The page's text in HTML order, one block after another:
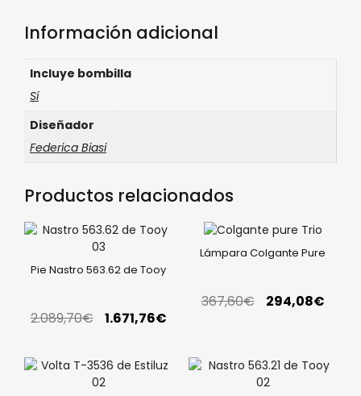
Información adicional
Incluye bombilla
Sí
Diseñador
Federica Biasi
Productos relacionados
Pie Nastro 563.62 de Tooy
2.089,70€ 1.671,76€
Lámpara Colgante Pure
367,60€ 294,08€